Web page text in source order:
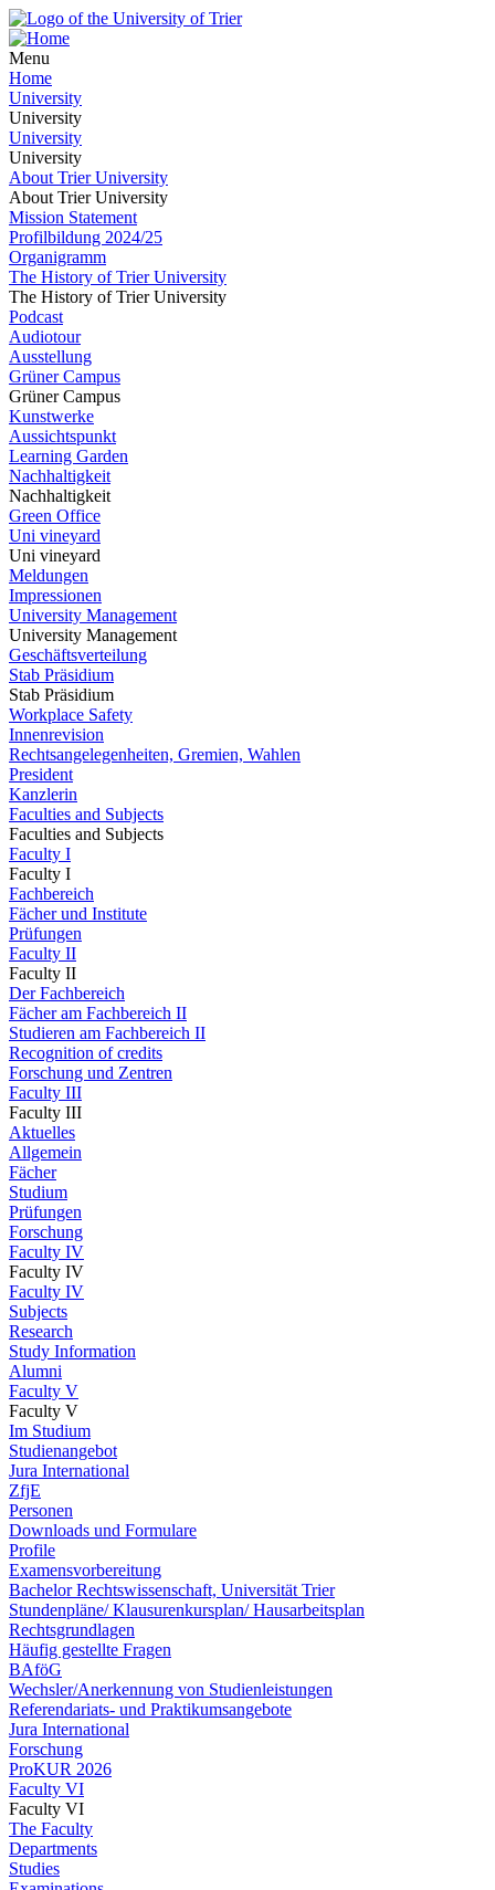
Menu
Home
University
University
University
University
About Trier University
About Trier University
Mission Statement
Profilbildung 2024/25
Organigramm
The History of Trier University
The History of Trier University
Podcast
Audiotour
Ausstellung
Grüner Campus
Grüner Campus
Kunstwerke
Aussichtspunkt
Learning Garden
Nachhaltigkeit
Nachhaltigkeit
Green Office
Uni vineyard
Uni vineyard
Meldungen
Impressionen
University Management
University Management
Geschäftsverteilung
Stab Präsidium
Stab Präsidium
Workplace Safety
Innenrevision
Rechtsangelegenheiten, Gremien, Wahlen
President
Kanzlerin
Faculties and Subjects
Faculties and Subjects
Faculty I
Faculty I
Fachbereich
Fächer und Institute
Prüfungen
Faculty II
Faculty II
Der Fachbereich
Fächer am Fachbereich II
Studieren am Fachbereich II
Recognition of credits
Forschung und Zentren
Faculty III
Faculty III
Aktuelles
Allgemein
Fächer
Studium
Prüfungen
Forschung
Faculty IV
Faculty IV
Faculty IV
Subjects
Research
Study Information
Alumni
Faculty V
Faculty V
Im Studium
Studienangebot
Jura International
ZfjE
Personen
Downloads und Formulare
Profile
Examensvorbereitung
Bachelor Rechtswissenschaft, Universität Trier
Stundenpläne/ Klausurenkursplan/ Hausarbeitsplan
Rechtsgrundlagen
Häufig gestellte Fragen
BAföG
Wechsler/Anerkennung von Studienleistungen
Referendariats- und Praktikumsangebote
Jura International
Forschung
ProKUR 2026
Faculty VI
Faculty VI
The Faculty
Departments
Studies